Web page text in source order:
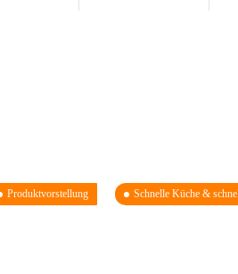
Produktvorstellung Schnelle Küche &